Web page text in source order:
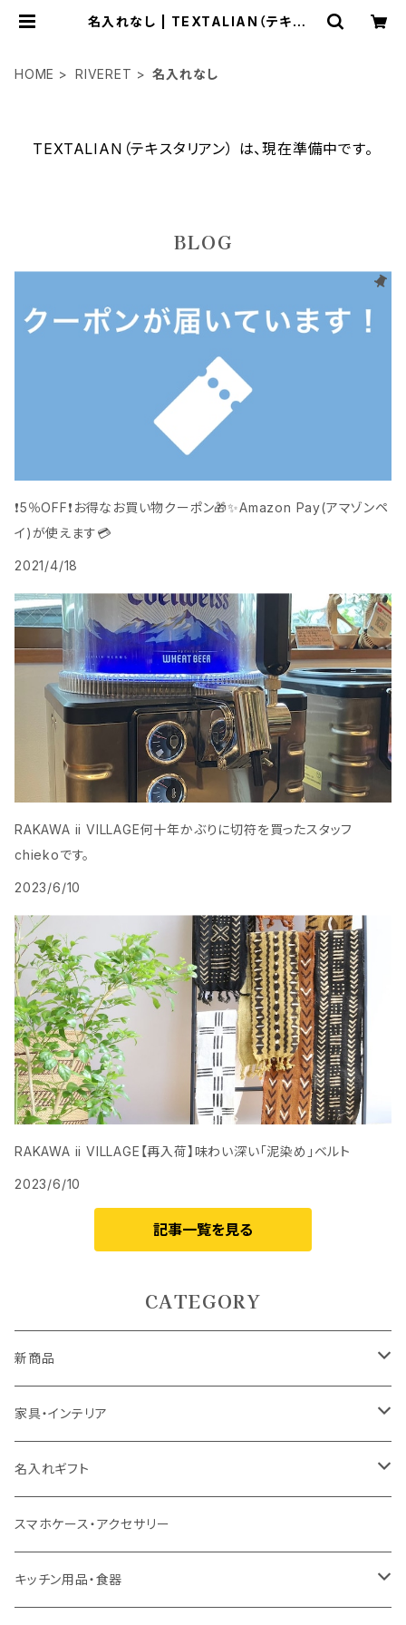
名入れなし | TEXTALIAN（テキスタ
HOME RIVERET 名入れなし
TEXTALIAN（テキスタリアン） は、現在準備中です。
BLOG
❗️5％OFF❗️お得なお買い物クーポン🎁️✨Amazon Pay(アマゾンペ
イ)が使えます💳
2021/4/18
RAKAWA ii VILLAGE何十年かぶりに切符を買ったスタッフ
chiekoです。
2023/6/10
RAKAWA ii VILLAGE【再入荷】味わい深い「泥染め」ベルト
2023/6/10
記事一覧を見る
CATEGORY
新商品
5月9日UP
5月7日UP
4月10日UP
4月7日UP
家具・インテリア
カーテン
ドレープカーテン
レースカーテン
ラグ・マット
ラグ
テーブル
名入れギフト
食器
ドリンクウェア
インテリア用品
スマホケース・アクセサリー
キッチン用品・食器